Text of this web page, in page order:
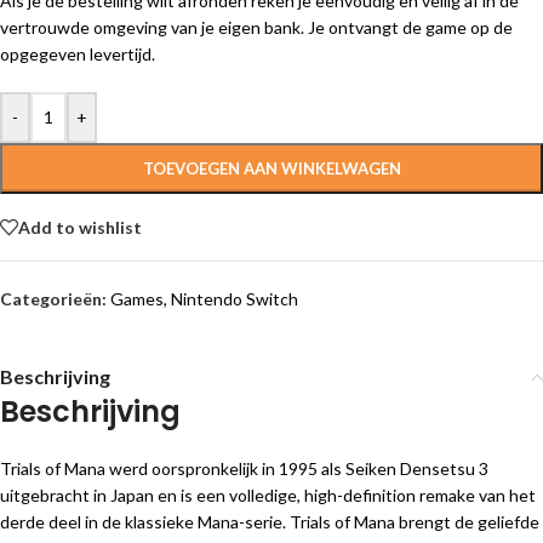
vertrouwde omgeving van je eigen bank. Je ontvangt de game op de
opgegeven levertijd.
- +
TOEVOEGEN AAN WINKELWAGEN
Add to wishlist
Categorieën: Games, Nintendo Switch
Beschrijving
Beschrijving
Trials of Mana werd oorspronkelijk in 1995 als Seiken Densetsu 3
uitgebracht in Japan en is een volledige, high-definition remake van het
derde deel in de klassieke Mana-serie. Trials of Mana brengt de geliefde